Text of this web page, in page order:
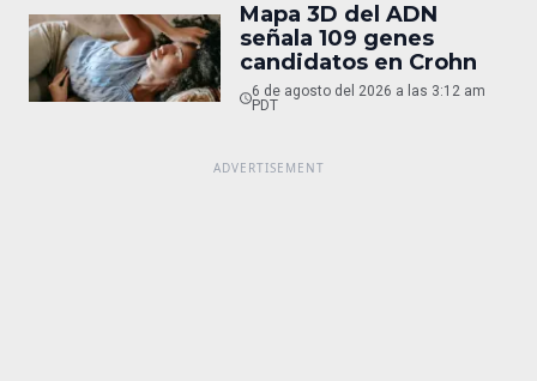
Mapa 3D del ADN
señala 109 genes
candidatos en Crohn
6 de agosto del 2026 a las 3:12 am
PDT